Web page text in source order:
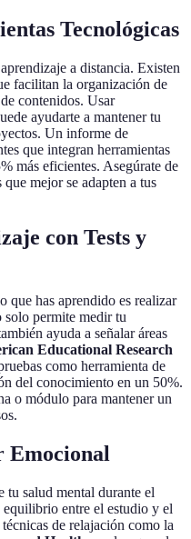
Tecnológicas
a distancia. Existen
facilitan la organización de
contenidos. Usar
ayudarte a mantener tu
Un informe de
que integran herramientas
más eficientes. Asegúrate de
mejor se adapten a tus
con Tests y
que has aprendido es realizar
solo permite medir tu
ayuda a señalar áreas
Educational Research
como herramienta de
del conocimiento en un 50%.
o módulo para mantener un
Emocional
tu salud mental durante el
entre el estudio y el
de relajación como la